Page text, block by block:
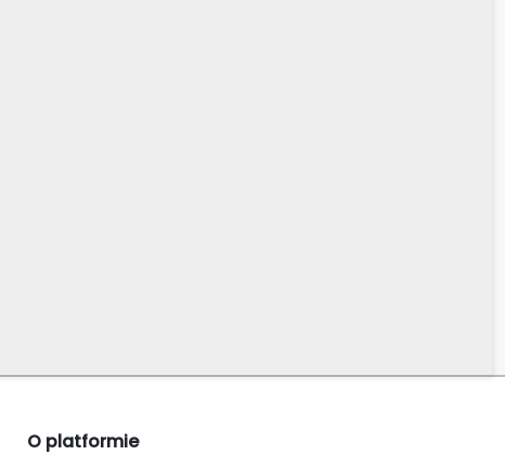
O platformie